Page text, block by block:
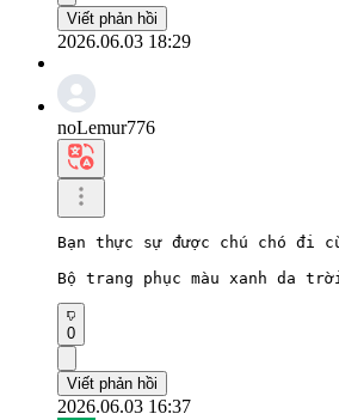
Viết phản hồi
2026.06.03 18:29
noLemur776
Bạn thực sự được chú chó đi
Bộ trang phục màu xanh da
0
Viết phản hồi
2026.06.03 16:37